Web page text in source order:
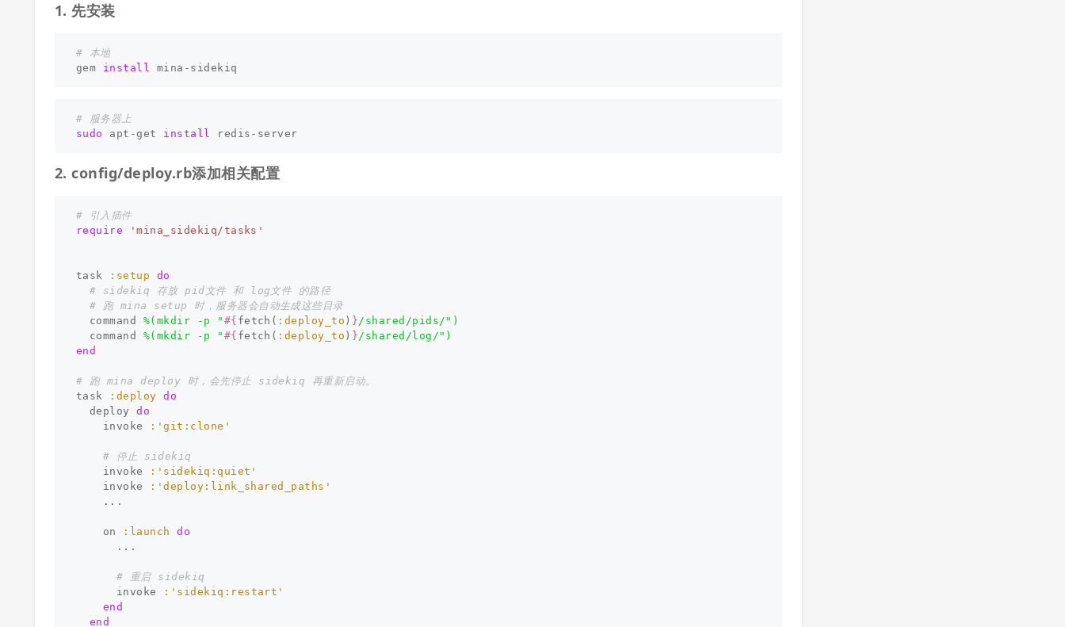
1. 先安装
# 本地
gem install
# 服务器上
sudo apt-get install
2. config/deploy.rb添加相关配置
# 引入插件
require
'mina_sidekiq/tasks'
task :setup
do
# sidekiq 存放 pid文件 和 log文件 的路径
# 跑 mina setup 时，服务器会自动生成这些目录
command
%(mkdir -p " #{ fetch ( :deploy_to ) } /shared/pids/")
command
%(mkdir -p " #{ fetch ( :deploy_to ) } /shared/log/")
end
# 跑 mina deploy 时，会先停止 sidekiq 再重新启动。
task
:deploy
do
deploy
do
invoke
:'git:clone'
# 停止 sidekiq
invoke
:'sidekiq:quiet'
invoke
:'deploy:link_shared_paths'
...
on :launch
do
...
# 重启 sidekiq
invoke
:'sidekiq:restart'
end
end